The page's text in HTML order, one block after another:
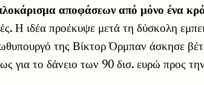
αποφάσεων από μόνο ένα
Η ιδέα προέκυψε μετά τη δύσκολη
της Βίκτορ Όρμπαν άσκησε
για το δάνειο των 90 δισ. ευρώ προς